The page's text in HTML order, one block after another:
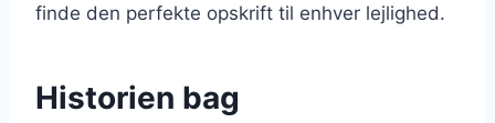
finde den perfekte opskrift til enhver lejlighed.
Historien bag